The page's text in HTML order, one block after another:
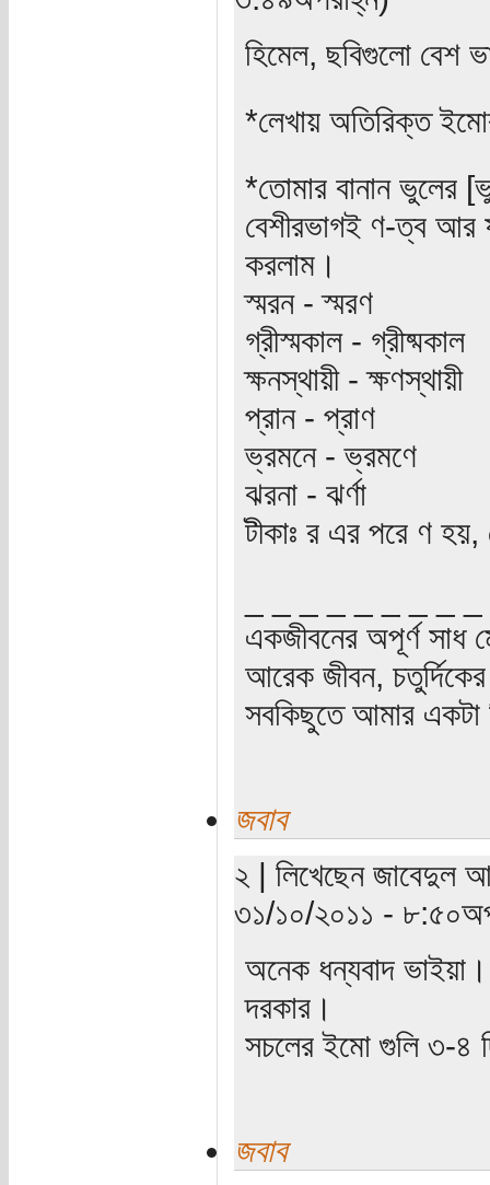
হিমেল, ছবিগুলো বেশ
*লেখায় অতিরিক্ত
*তোমার বানান ভুলের
বেশীরভাগই ণ-ত্ব আর
করলাম।
স্মরন - স্মরণ
গ্রীস্মকাল - গ্রীষ্মকাল
ক্ষনস্থায়ী - ক্ষণস্থায়ী
প্রান - প্রাণ
ভ্রমনে - ভ্রমণে
ঝরনা - ঝর্ণা
টীকাঃ র এর পরে ণ হয়,
একজীবনের অপূর্ণ সাধ
আরেক জীবন, চতুর্দিকের
সবকিছুতে আমার একটা
জবাব
২ | লিখেছেন জাবেদুল
৩১/১০/২০১১ -
অনেক ধন্যবাদ
দরকার।
সচলের ইমো গুলি ৩-৪
জবাব